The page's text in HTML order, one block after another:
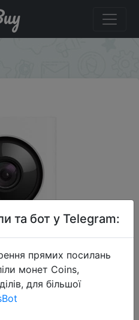
Xiaofang Dafang Smart IP
та бот у Telegram:
прямих посилань
монет Coins,
для більшої